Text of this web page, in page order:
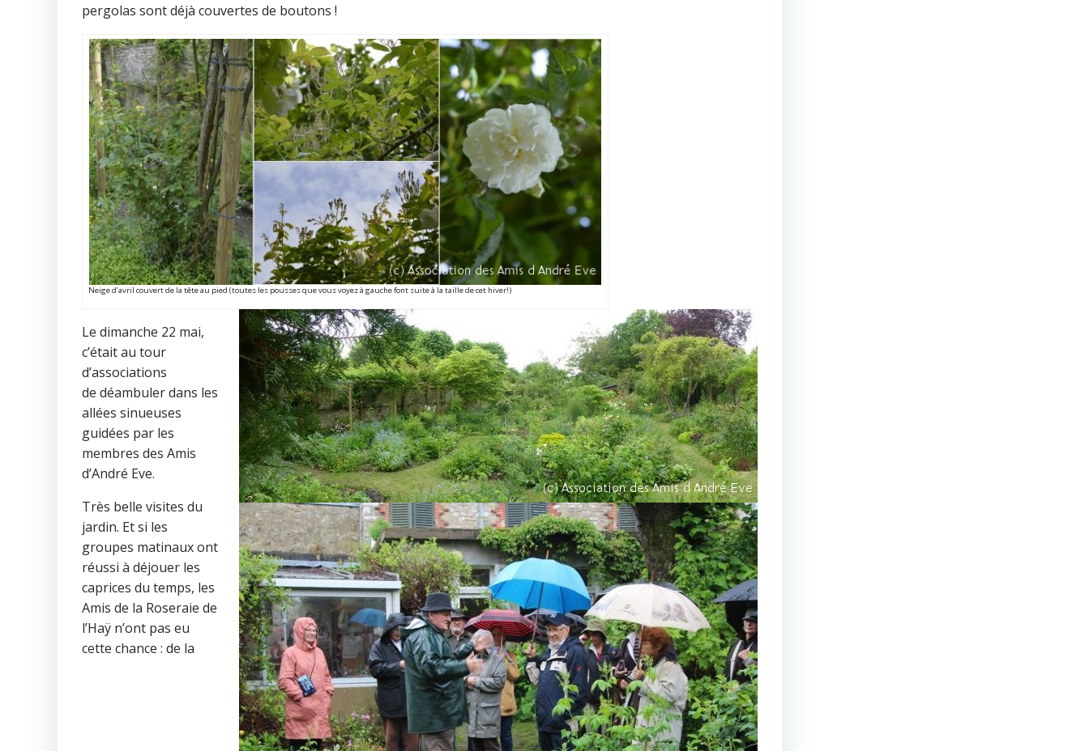
pergolas sont déjà couvertes de boutons !
Neige d’avril couvert de la tête au pied (toutes les pousses que vous voyez à gauche font suite à la taille de cet hiver!)
Le dimanche 22 mai,
c’était au tour
d’associations
de déambuler dans les
allées sinueuses
guidées par les
membres des Amis
d’André Eve.
Très belle visites du
jardin. Et si les
groupes matinaux ont
réussi à déjouer les
caprices du temps, les
Amis de la Roseraie de
l’Haÿ n’ont pas eu
cette chance : de la